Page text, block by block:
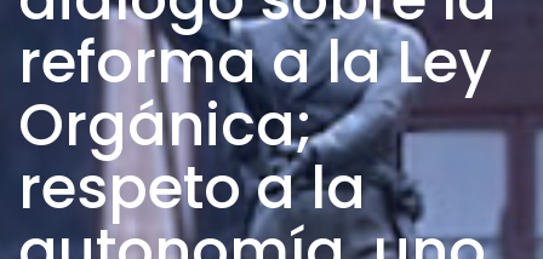
reforma a la Ley
Orgánica;
respeto a la